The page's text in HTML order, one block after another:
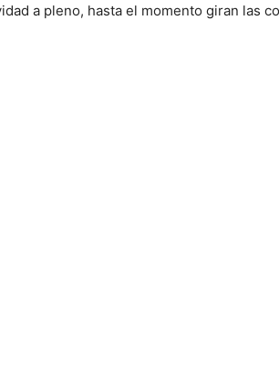
a pleno, hasta el momento giran las